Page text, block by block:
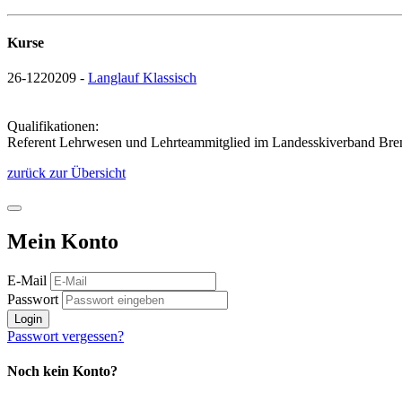
Kurse
26-1220209 - Langlauf Klassisch
Qualifikationen:
Referent Lehrwesen und Lehrteammitglied im Landesskiverband
zurück zur Übersicht
Mein Konto
E-Mail
Passwort
Login
Passwort vergessen?
Noch kein Konto?